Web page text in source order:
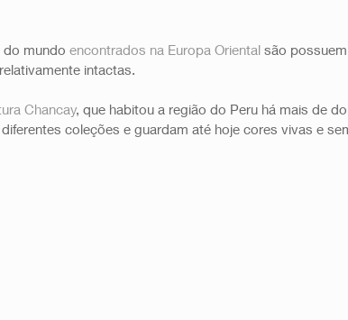
mundo encontrados na Europa Oriental são
intactas.
Chancay, que habitou a região do Peru há mais de
coleções e guardam até hoje cores vivas e